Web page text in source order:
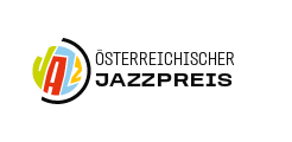
ÖSTERREICHISCHER
JAZZPREIS